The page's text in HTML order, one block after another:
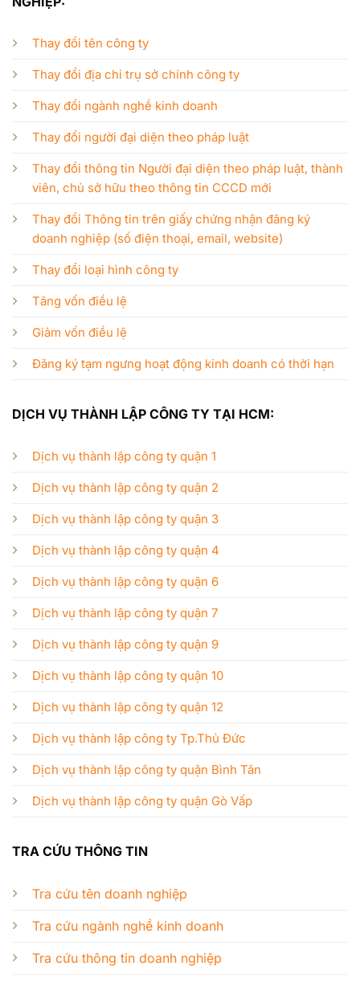
Thay đổi tên công ty
Thay đổi địa chỉ trụ sở chính công ty
Thay đổi ngành nghề kinh doanh
Thay đổi người đại diện theo pháp luật
Thay đổi thông tin Người đại diện theo pháp luật, thành
viên, chủ sở hữu theo thông tin CCCD mới
Thay đổi Thông tin trên giấy chứng nhận đăng ký
doanh nghiệp (số điện thoại, email, website)
Thay đổi loại hình công ty
Tăng vốn điều lệ
Giảm vốn điều lệ
Đăng ký tạm ngưng hoạt động kinh doanh có thời hạn
DỊCH VỤ THÀNH LẬP CÔNG TY TẠI HCM:
Dịch vụ thành lập công ty quận 1
Dịch vụ thành lập công ty quận 2
Dịch vụ thành lập công ty quận 3
Dịch vụ thành lập công ty quận 4
Dịch vụ thành lập công ty quận 6
Dịch vụ thành lập công ty quận 7
Dịch vụ thành lập công ty quận 9
Dịch vụ thành lập công ty quận 10
Dịch vụ thành lập công ty quận 12
Dịch vụ thành lập công ty Tp.Thủ Đức
Dịch vụ thành lập công ty quận Bình Tân
Dịch vụ thành lập công ty quận Gò Vấp
TRA CỨU THÔNG TIN
Tra cứu tên doanh nghiệp
Tra cứu ngành nghề kinh doanh
Tra cứu thông tin doanh nghiệp